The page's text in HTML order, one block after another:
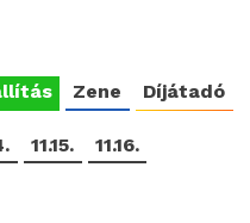
Zene Díjátadó
11.15. 11.16.